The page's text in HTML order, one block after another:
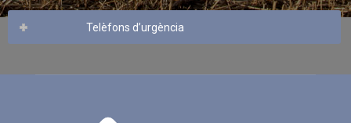
Telèfons d’urgència